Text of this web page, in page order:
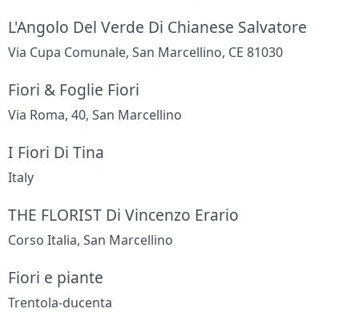
L'Angolo Del Verde Di Chianese Salvatore
Via Cupa Comunale, San Marcellino, CE 81030
Fiori & Foglie Fiori
Via Roma, 40, San Marcellino
I Fiori Di Tina
Italy
THE FLORIST Di Vincenzo Erario
Corso Italia, San Marcellino
Fiori e piante
Trentola-ducenta